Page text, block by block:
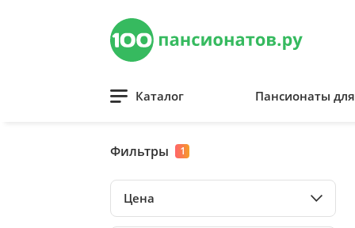
Каталог Пансионаты
Фильтры 1
Цена